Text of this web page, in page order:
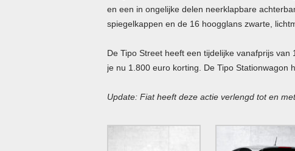
en een in ongelijke delen neerklapbare
spiegelkappen en de 16 hoogglans zwarte,
De Tipo Street heeft een tijdelijke vanafprijs
je nu 1.800 euro korting. De Tipo Stationwagon
Update: Fiat heeft deze actie verlengd tot en